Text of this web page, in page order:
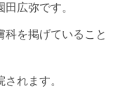
広弥です。
科を掲げていること
れます。